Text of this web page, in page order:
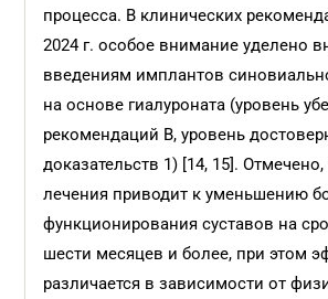
процесса. В клинических
2024 г. особое внимание уделено
введениям имплантов
на основе гиалуроната (уровень
рекомендаций B, уровень
доказательств 1) [14, 15].
лечения приводит к уменьшению
функционирования суставов на
шести месяцев и более, при этом
различается в зависимости от